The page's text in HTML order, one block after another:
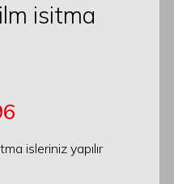
isitma
isleriniz yapılır